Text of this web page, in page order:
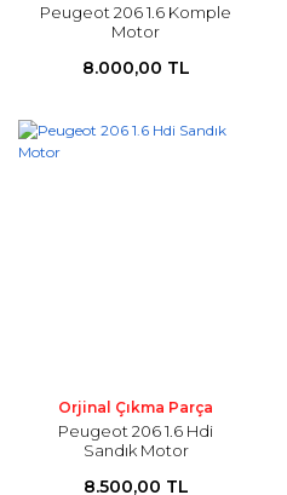
Peugeot 206 1.6 Komple
Motor
8.000,00 TL
Orjinal Çıkma Parça
Peugeot 206 1.6 Hdi
Sandık Motor
8.500,00 TL